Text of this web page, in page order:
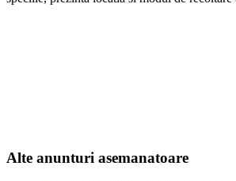
Alte anunturi asemanatoare